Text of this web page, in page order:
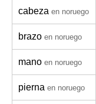
cabeza en noruego
brazo en noruego
mano en noruego
pierna en noruego